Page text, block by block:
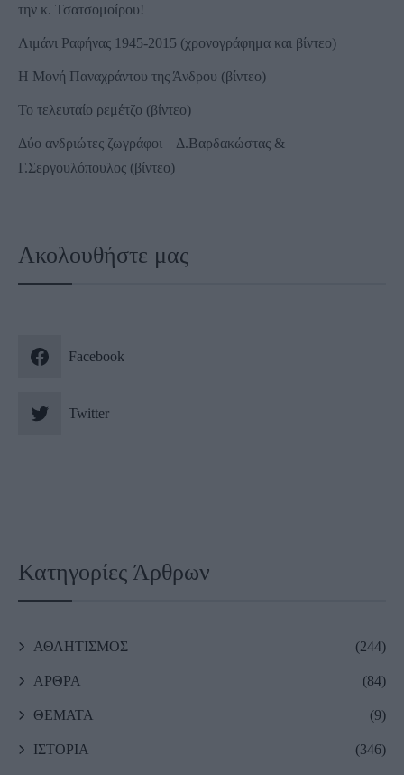
την κ. Τσατσομοίρου!
Λιμάνι Ραφήνας 1945-2015 (χρονογράφημα και βίντεο)
Η Μονή Παναχράντου της Άνδρου (βίντεο)
Το τελευταίο ρεμέτζο (βίντεο)
Δύο ανδριώτες ζωγράφοι – Δ.Βαρδακώστας &
Γ.Σεργουλόπουλος (βίντεο)
Ακολουθήστε μας
Facebook
Twitter
Κατηγορίες Άρθρων
ΑΘΛΗΤΙΣΜΟΣ (244)
ΑΡΘΡΑ (84)
ΘΕΜΑΤΑ (9)
ΙΣΤΟΡΙΑ (346)